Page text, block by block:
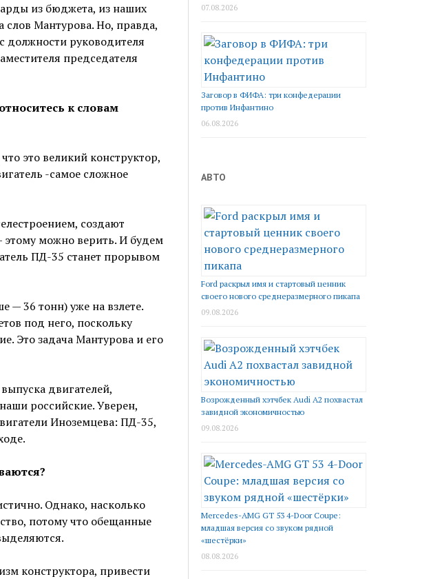
из бюджета, из наших
слов Мантурова. Но, правда,
должности руководителя
председателя
к словам
это великий конструктор,
-самое сложное
создают
этому можно верить. И будем
ПД-35 станет прорывом
— 36 тонн) уже на взлете.
под него, поскольку
Это задача Мантурова и его
двигателей,
российские. Уверен,
Иноземцева: ПД-35,
Однако, насколько
потому что обещанные
конструктора, привести
07.08.2026
Заговор в ФИФА: три конфедерации
против Инфантино
06.08.2026
АВТО
Ford раскрыл имя и стартовый ценник
своего нового среднеразмерного пикапа
09.08.2026
Возрожденный хэтчбек Audi A2 похвастал
завидной экономичностью
09.08.2026
Mercedes-AMG GT 53 4-Door Coupe:
младшая версия со звуком рядной
«шестёрки»
08.08.2026